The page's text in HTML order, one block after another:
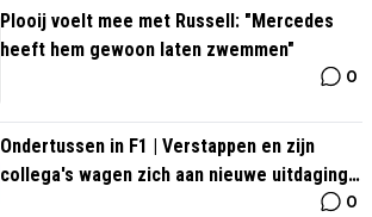
Plooij voelt mee met Russell: "Mercedes
heeft hem gewoon laten zwemmen"
0
Ondertussen in F1 | Verstappen en zijn
collega's wagen zich aan nieuwe uitdaging
0